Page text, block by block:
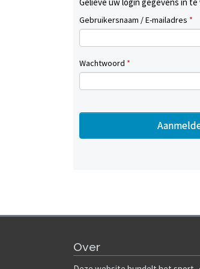
Gebruikersnaam / E-mailadres *
Wachtwoord *
Over